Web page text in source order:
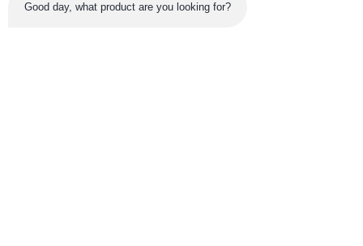
Joindre des fichiers
Good day, what product are you looking for?